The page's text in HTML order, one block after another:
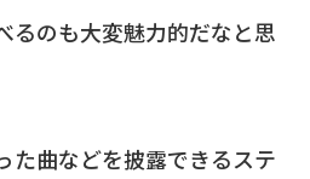
るのも大変魅力的だなと思
た曲などを披露できるステ